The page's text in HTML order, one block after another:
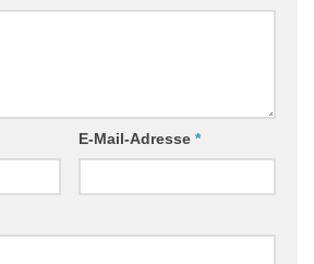
E-Mail-Adresse *